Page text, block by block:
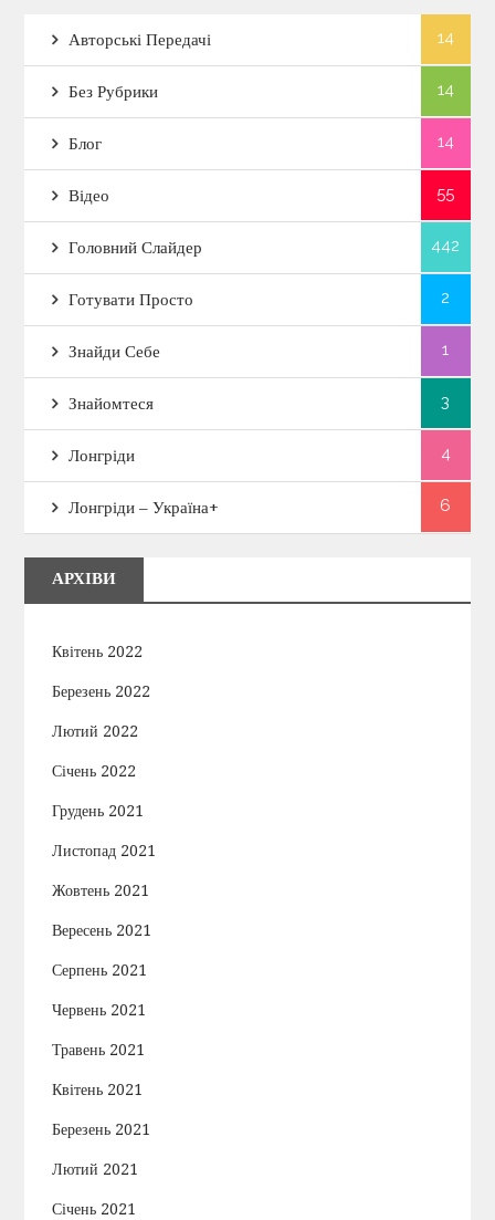
Авторські Передачі 14
Без Рубрики 14
Блог 14
Відео 55
Головний Слайдер 442
Готувати Просто 2
Знайди Себе 1
Знайомтеся 3
Лонгріди 4
Лонгріди – Україна+ 6
АРХІВИ
Квітень 2022
Березень 2022
Лютий 2022
Січень 2022
Грудень 2021
Листопад 2021
Жовтень 2021
Вересень 2021
Серпень 2021
Червень 2021
Травень 2021
Квітень 2021
Березень 2021
Лютий 2021
Січень 2021